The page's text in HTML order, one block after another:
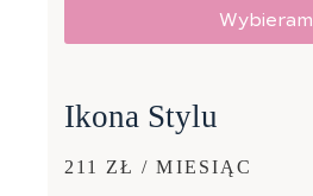
Wybieram
Ikona Stylu
211 ZŁ / MIESIĄC